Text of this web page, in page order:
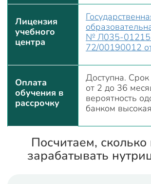
Лицензия
учебного
центра
№ Л035-
72/00190012
Оплата
обучения в
рассрочку
Доступна. Срок
от 2 до 36
вероятность
банком
Посчитаем,
зарабатывать